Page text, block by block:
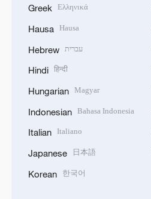
Greek Ελληνικά
Hausa Hausa
Hebrew עברית
Hindi हिन्दी
Hungarian Magyar
Indonesian Bahasa Indonesia
Italian Italiano
Japanese 日本語
Korean 한국어